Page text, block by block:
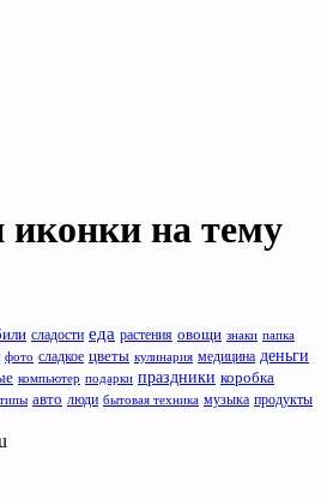
на тему
сладости еда растения овощи знаки папка
фото сладкое цветы кулинария медицина деньги
компьютер подарки праздники коробка
авто люди бытовая техника музыка продукты